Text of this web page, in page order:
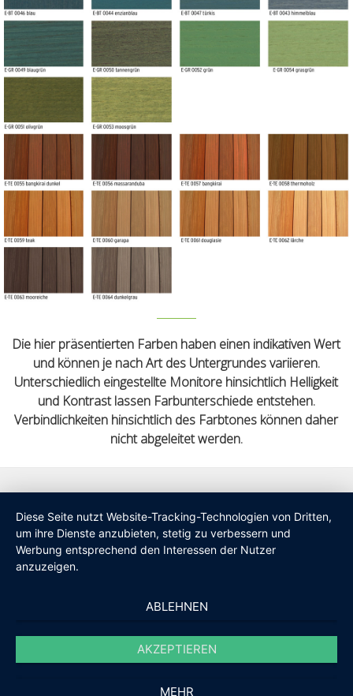
Die hier präsentierten Farben haben einen indikativen Wert
und können je nach Art des Untergrundes variieren.
Unterschiedlich eingestellte Monitore hinsichtlich Helligkeit
und Kontrast lassen Farbunterschiede entstehen.
Verbindlichkeiten hinsichtlich des Farbtones können daher
nicht abgeleitet werden.
Diese Seite nutzt Website-Tracking-Technologien von Dritten,
um ihre Dienste anzubieten, stetig zu verbessern und
Werbung entsprechend den Interessen der Nutzer
anzuzeigen.
ABLEHNEN
AKZEPTIEREN
MEHR